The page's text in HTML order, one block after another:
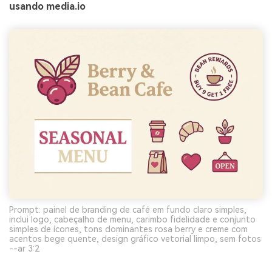
usando media.io
Prompt: painel de branding de café em fundo claro simples,
inclui logo, cabeçalho de menu, carimbo fidelidade e conjunto
simples de ícones, tons dominantes rosa berry e creme com
acentos bege quente, design gráfico vetorial limpo, sem fotos
--ar 3:2